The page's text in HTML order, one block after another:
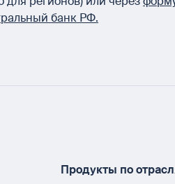
банк РФ.
Продукты по